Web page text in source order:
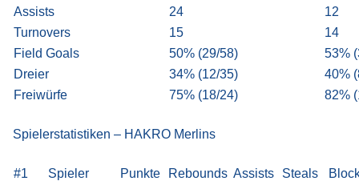
Assists
24
12
Turnovers
15
14
Field Goals
50% (29/58)
53%
Dreier
34% (12/35)
40%
Freiwürfe
75% (18/24) 82%
Spielerstatistiken – HAKRO Merlins
#1 Spieler Punkte Rebounds Assists Steals